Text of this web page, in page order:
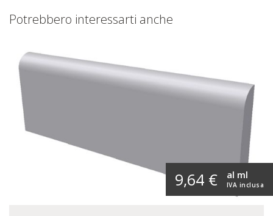
Potrebbero interessarti anche
9,64 € IVA inclusa
al ml